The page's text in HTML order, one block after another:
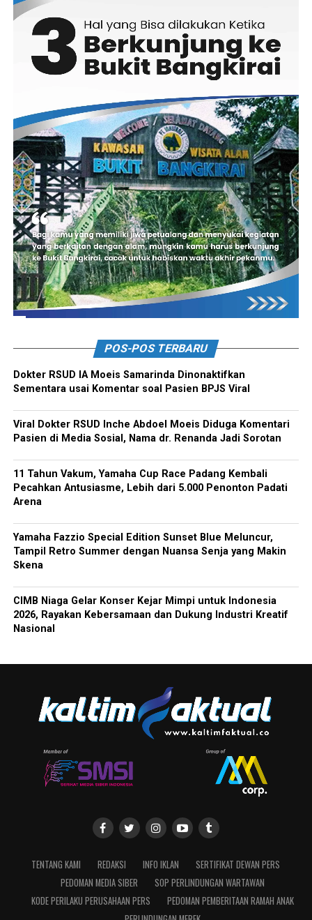
POS-POS TERBARU
Dokter RSUD IA Moeis Samarinda Dinonaktifkan
Sementara usai Komentar soal Pasien BPJS Viral
Viral Dokter RSUD Inche Abdoel Moeis Diduga Komentari
Pasien di Media Sosial, Nama dr. Renanda Jadi Sorotan
11 Tahun Vakum, Yamaha Cup Race Padang Kembali
Pecahkan Antusiasme, Lebih dari 5.000 Penonton Padati
Arena
Yamaha Fazzio Special Edition Sunset Blue Meluncur,
Tampil Retro Summer dengan Nuansa Senja yang Makin
Skena
CIMB Niaga Gelar Konser Kejar Mimpi untuk Indonesia
2026, Rayakan Kebersamaan dan Dukung Industri Kreatif
Nasional
TENTANG KAMI REDAKSI INFO IKLAN
SERTIFIKAT DEWAN PERS
PEDOMAN MEDIA SIBER
SOP PERLINDUNGAN WARTAWAN
KODE PERILAKU PERUSAHAAN PERS
PEDOMAN PEMBERITAAN RAMAH ANAK